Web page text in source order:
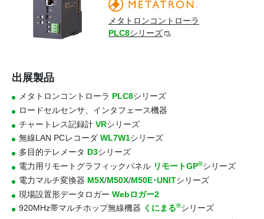
メタトロンコントローラ
PLC8シリーズ
出展製品
メタトロンコントローラ PLC8シリーズ
ロードセルセンサ、インタフェース機器
チャートレス記録計 VRシリーズ
無線LAN PCレコーダ WL7W1シリーズ
多目的テレメータ D3シリーズ
電力用リモートグラフィックパネル リモートGP®シリーズ
電力マルチ変換器 M5X/M50X/M50E･UNITシリーズ
現場設置形データロガー Webロガー2
920MHz帯マルチホップ無線機器 くにまる®シリーズ